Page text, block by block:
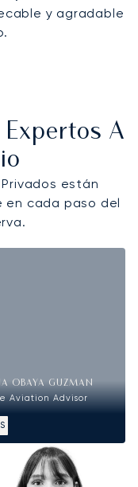
y agradable
Expertos A
están
en cada paso del
OBAYA GUZMAN
Aviation Advisor